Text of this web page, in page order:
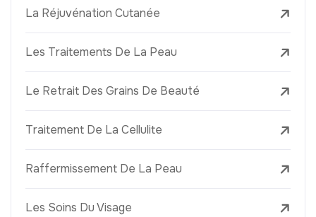
La Réjuvénation Cutanée
Les Traitements De La Peau
Le Retrait Des Grains De Beauté
Traitement De La Cellulite
Raffermissement De La Peau
Les Soins Du Visage